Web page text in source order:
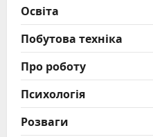
Освіта
Побутова техніка
Про роботу
Психологія
Розваги